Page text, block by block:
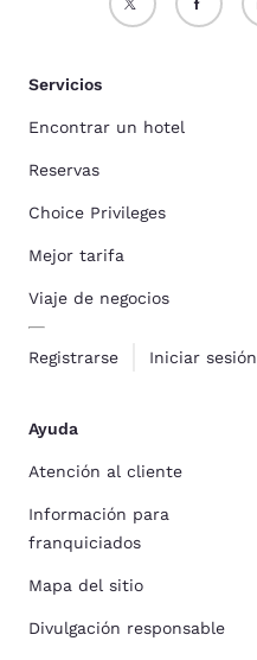
Servicios
Encontrar un hotel
Reservas
Choice Privileges
Mejor tarifa
Viaje de negocios
Registrarse Iniciar sesión
Ayuda
Atención al cliente
Información para
franquiciados
Mapa del sitio
Divulgación responsable